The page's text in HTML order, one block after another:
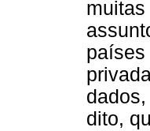
países
dito,